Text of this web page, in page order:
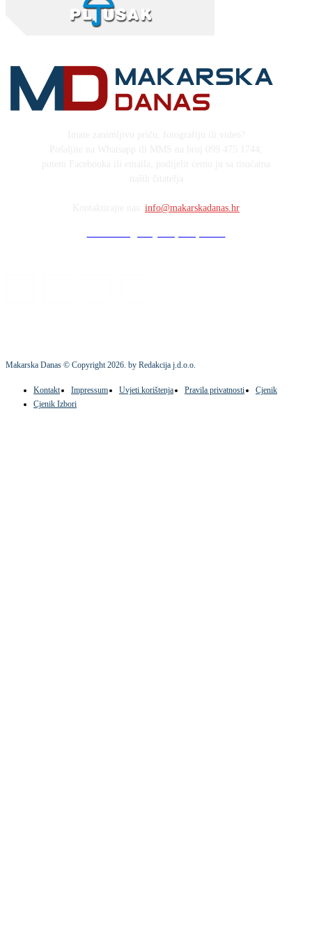
info@makarskadanas.hr
Makarska Danas © Copyright2026. by Redakcija j.d.o.o.
Kontakt Impressum Uvjeti korištenja Pravila privatnosti
Cjenik
Cjenik Izbori